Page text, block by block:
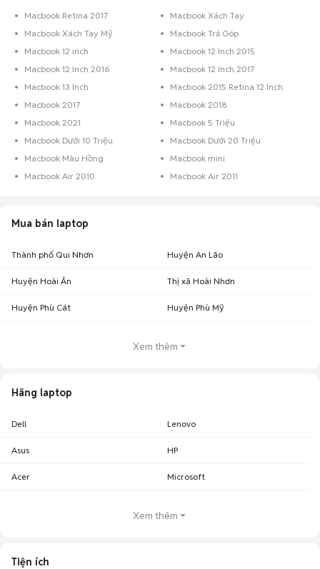
Macbook Retina 2017
Macbook Xách Tay
Macbook Xách Tay Mỹ
Macbook Trả Góp
Macbook 12 inch
Macbook 12 Inch 2015
Macbook 12 Inch 2016
Macbook 12 Inch 2017
Macbook 13 Inch
Macbook 2015 Retina 12 Inch
Macbook 2017
Macbook 2018
Macbook 2021
Macbook 5 Triệu
Macbook Dưới 10 Triệu
Macbook Dưới 20 Triệu
Macbook Màu Hồng
Macbook mini
Macbook Air 2010
Macbook Air 2011
Mua bán laptop
Thành phố Qui Nhơn Huyện An Lão
Huyện Hoài Ân Thị xã Hoài Nhơn
Huyện Phù Cát Huyện Phù Mỹ
Xem thêm
Hãng laptop
Dell Lenovo
Asus HP
Acer Microsoft
Xem thêm
Tiện ích